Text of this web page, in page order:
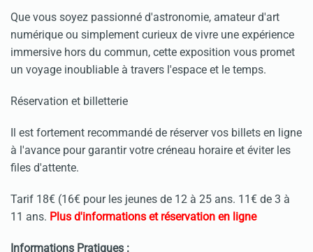
Que vous soyez passionné d'astronomie, amateur d'art
numérique ou simplement curieux de vivre une expérience
immersive hors du commun, cette exposition vous promet
un voyage inoubliable à travers l'espace et le temps.
Réservation et billetterie
Il est fortement recommandé de réserver vos billets en ligne
à l'avance pour garantir votre créneau horaire et éviter les
files d'attente.
Tarif 18€ (16€ pour les jeunes de 12 à 25 ans. 11€ de 3 à
11 ans. Plus d'informations et réservation en ligne
Informations Pratiques :